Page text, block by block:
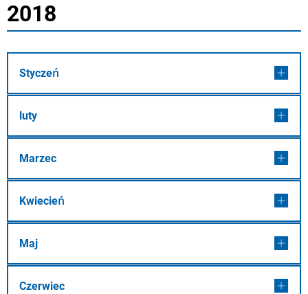
MENÜ
2018
2018
Styczeń
luty
Marzec
Kwiecień
Maj
Czerwiec